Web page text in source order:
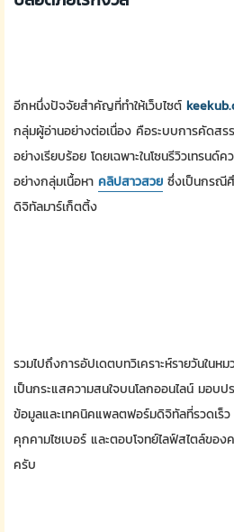
อีกหนึ่งปัจจัยสำคัญที่ทำให้เว็บไซต์
กลุ่มผู้อ่านอย่างต่อเนื่อง คือระบบการคัดส
อย่างเรียบร้อย โดยเฉพาะในโซนรีวิวเทรนด์
อย่างกลุ่มเนื้อหา คลิปสาวสวยซึ่งเป็นกรณีศึ
ดิจิทัลมาร์เก็ตติ้ง
รวมไปถึงการอัปเดตบทวิเคราะห์รายวันในห
เป็นกระแสความสนใจบนโลกออนไลน์ มอบ
ข้อมูลและเทคนิคแพลตฟอร์มดิจิทัลที่รวดเร็
คุกคามไซเบอร์ และตอบโจทย์ไลฟ์สไตล์ขอ
ครับ